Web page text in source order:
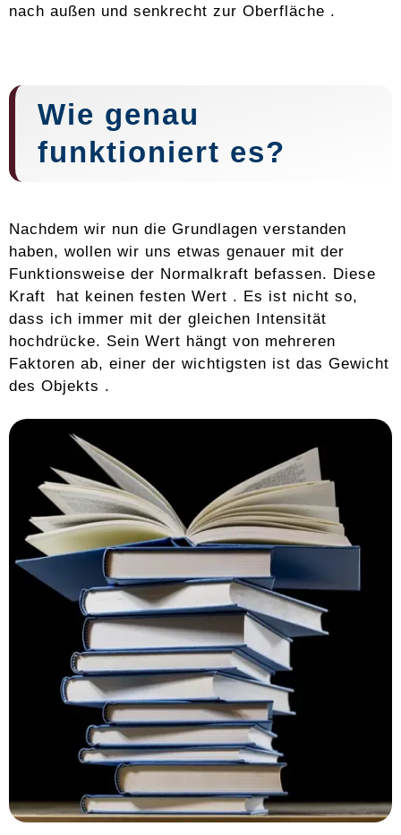
nach außen und senkrecht zur Oberfläche .
Wie genau
funktioniert es?
Nachdem wir nun die Grundlagen verstanden
haben, wollen wir uns etwas genauer mit der
Funktionsweise der Normalkraft befassen. Diese
Kraft hat keinen festen Wert . Es ist nicht so,
dass ich immer mit der gleichen Intensität
hochdrücke. Sein Wert hängt von mehreren
Faktoren ab, einer der wichtigsten ist das Gewicht
des Objekts .